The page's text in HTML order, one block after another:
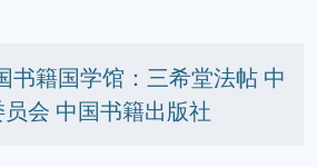
书籍国学馆：三希堂法帖 中
会 中国书籍出版社